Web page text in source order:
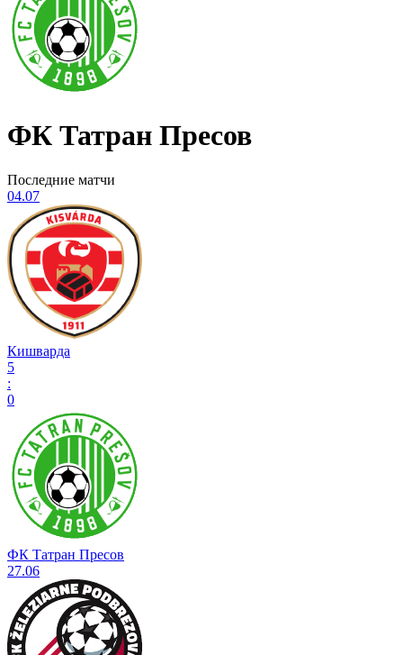
ФК Татран Пресов
Последние матчи
04.07
Кишварда
5
:
0
ФК Татран Пресов
27.06